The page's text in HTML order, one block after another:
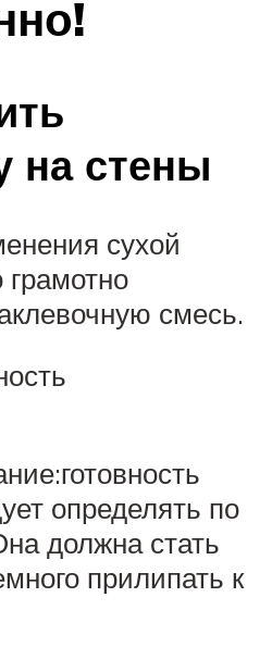
на стены
сухой
смесь.
определять по
должна стать
прилипать к